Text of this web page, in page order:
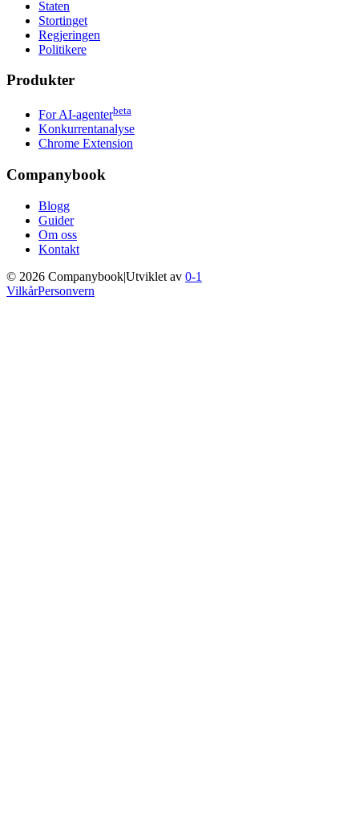
Staten
Stortinget
Regjeringen
Politikere
Produkter
For AI-agenterbeta
Konkurrentanalyse
Chrome Extension
Companybook
Blogg
Guider
Om oss
Kontakt
© 2026 Companybook|Utviklet av 0-1
VilkårPersonvern